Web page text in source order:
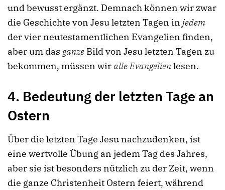
und bewusst ergänzt. Demnach können wir zwar
die Geschichte von Jesu letzten Tagen in jedem
der vier neutestamentlichen Evangelien finden,
aber um das ganze Bild von Jesu letzten Tagen zu
bekommen, müssen wiralle Evangelienlesen.
4. Bedeutung der letzten Tage an
Ostern
Über die letzten Tage Jesu nachzudenken, ist
eine wertvolle Übung an jedem Tag des Jahres,
aber sie ist besonders nützlich zu der Zeit, wenn
die ganze Christenheit Ostern feiert, während